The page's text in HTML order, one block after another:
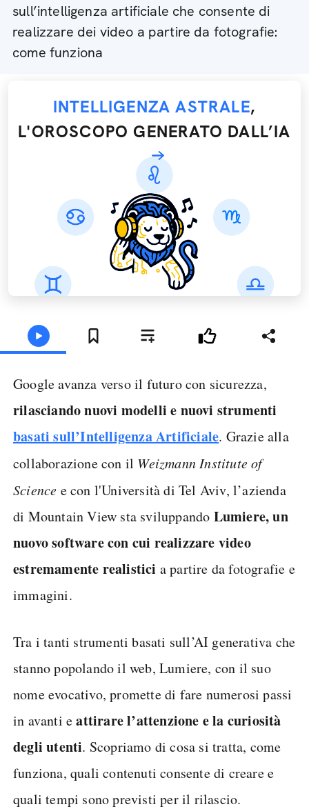
sull’intelligenza artificiale che consente di
realizzare dei video a partire da fotografie:
come funziona
INTELLIGENZA ASTRALE,
L'OROSCOPO GENERATO DALL’IA
Google avanza verso il futuro con sicurezza,
rilasciando nuovi modelli e nuovi strumenti
basati sull’Intelligenza Artificiale. Grazie alla
collaborazione con il Weizmann Institute of
Science e con l'Università di Tel Aviv, l’azienda
di Mountain View sta sviluppando Lumiere, un
nuovo software con cui realizzare video
estremamente realistici a partire da fotografie e
immagini.
Tra i tanti strumenti basati sull’AI generativa che
stanno popolando il web, Lumiere, con il suo
nome evocativo, promette di fare numerosi passi
in avanti eattirare l’attenzione e la curiosità
degli utenti. Scopriamo di cosa si tratta, come
funziona, quali contenuti consente di creare e
quali tempi sono previsti per il rilascio.